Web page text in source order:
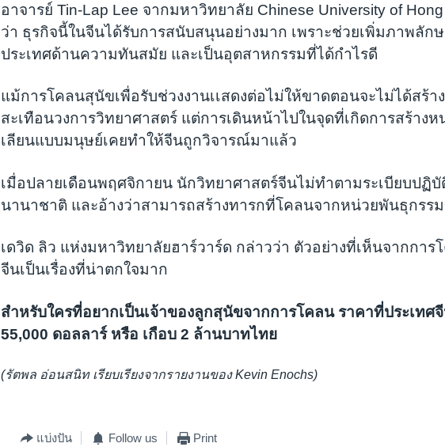
อาจารย์ Tin-Lap Lee จากมหาวิทยาลัย Chinese University of
ว่า ธุรกิจนี้ในจีนได้รับการสนับสนุนอย่างมาก เพราะช่วยเพิ่มภาพลัก
ประเทศด้านความทันสมัย และเป็นอุตสาหกรรมที่ได้กำไรดี
แม้การโคลนสุนัขเพื่อรับช่วงงานเเสดงต่อไม่ให้ขาดตอนจะไม่ได้สร้า
สะเทือนวงการวิทยาศาสตร์ แต่การเดินหน้าไปในจุดที่เกิดการสร้าง
เลียนแบบมนุษย์เคยทำให้จีนถูกวิจารณ์มาแล้ว
เมื่อปลายเดือนพฤศจิกายน นักวิทยาศาสตร์จีนไม่ทำตามระเบียบปฏิบั
นานาชาติ และอ้างว่าสามารถสร้างทารกที่โคลนจากหน่วยพันธุกรร
เดวิด ลิว แห่งมหาวิทยาลัยฮาร์วาร์ด กล่าวว่า ตัวอย่างที่เห็นจากการ
จีนเป็นเรื่องที่น่าตกใจมาก
สำหรับใครที่อยากเป็นเจ้าของลูกสุนัขจากการโคลน ราคาที่ประเท
55,000 ดอลลาร์ หรือ เกือบ 2 ล้านบาทไทย
(รัตพล อ่อนสนิท เรียบเรียงจากรายงานของ Kevin Enochs)
แบ่งปัน Follow us Print